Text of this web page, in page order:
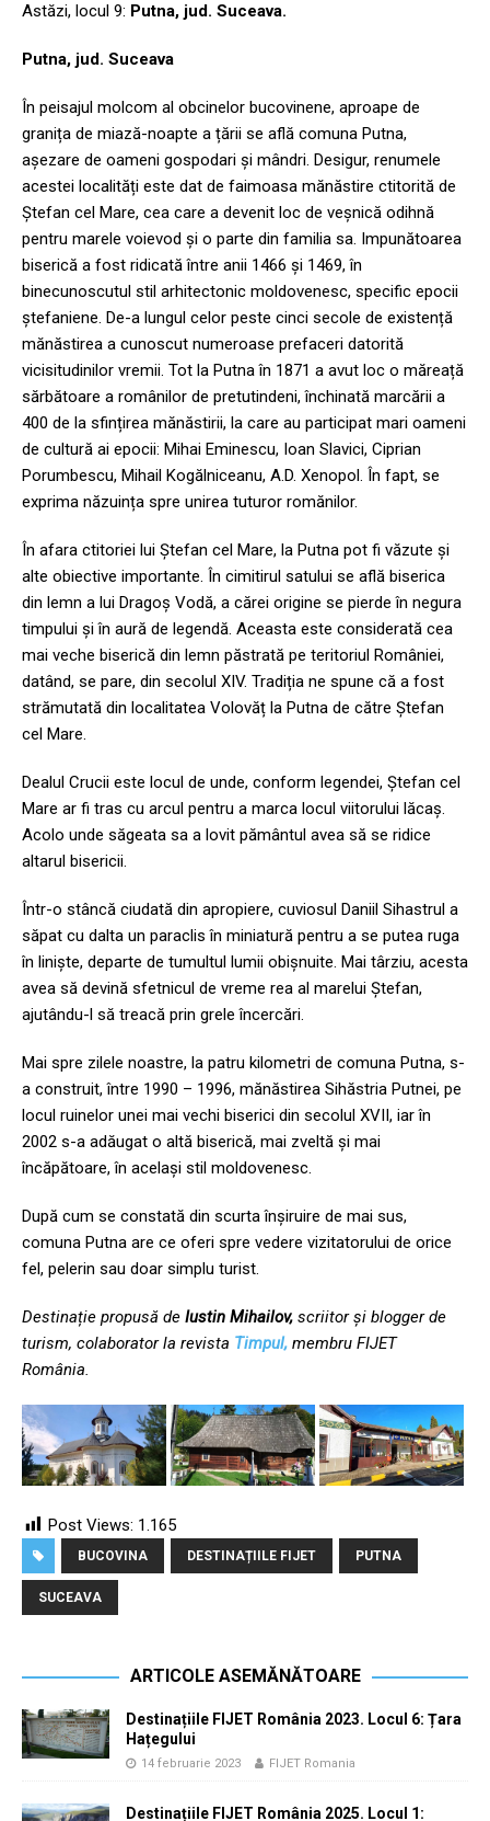
Astăzi, locul 9: Putna, jud. Suceava.
Putna, jud. Suceava
În peisajul molcom al obcinelor bucovinene, aproape de
granița de miază-noapte a țării se află comuna Putna,
așezare de oameni gospodari și mândri. Desigur, renumele
acestei localități este dat de faimoasa mănăstire ctitorită de
Ștefan cel Mare, cea care a devenit loc de veșnică odihnă
pentru marele voievod și o parte din familia sa. Impunătoarea
biserică a fost ridicată între anii 1466 și 1469, în
binecunoscutul stil arhitectonic moldovenesc, specific epocii
ștefaniene. De-a lungul celor peste cinci secole de existență
mănăstirea a cunoscut numeroase prefaceri datorită
vicisitudinilor vremii. Tot la Putna în 1871 a avut loc o măreață
sărbătoare a românilor de pretutindeni, închinată marcării a
400 de la sfințirea mănăstirii, la care au participat mari oameni
de cultură ai epocii: Mihai Eminescu, Ioan Slavici, Ciprian
Porumbescu, Mihail Kogălniceanu, A.D. Xenopol. În fapt, se
exprima năzuința spre unirea tuturor romănilor.
În afara ctitoriei lui Ștefan cel Mare, la Putna pot fi văzute și
alte obiective importante. În cimitirul satului se află biserica
din lemn a lui Dragoș Vodă, a cărei origine se pierde în negura
timpului și în aură de legendă. Aceasta este considerată cea
mai veche biserică din lemn păstrată pe teritoriul României,
datând, se pare, din secolul XIV. Tradiția ne spune că a fost
strămutată din localitatea Volovăț la Putna de către Ștefan
cel Mare.
Dealul Crucii este locul de unde, conform legendei, Ștefan cel
Mare ar fi tras cu arcul pentru a marca locul viitorului lăcaș.
Acolo unde săgeata sa a lovit pământul avea să se ridice
altarul bisericii.
Într-o stâncă ciudată din apropiere, cuviosul Daniil Sihastrul a
săpat cu dalta un paraclis în miniatură pentru a se putea ruga
în liniște, departe de tumultul lumii obișnuite. Mai târziu, acesta
avea să devină sfetnicul de vreme rea al marelui Ștefan,
ajutându-l să treacă prin grele încercări.
Mai spre zilele noastre, la patru kilometri de comuna Putna, s-
a construit, între 1990 – 1996, mănăstirea Sihăstria Putnei, pe
locul ruinelor unei mai vechi biserici din secolul XVII, iar în
2002 s-a adăugat o altă biserică, mai zveltă și mai
încăpătoare, în același stil moldovenesc.
După cum se constată din scurta înșiruire de mai sus,
comuna Putna are ce oferi spre vedere vizitatorului de orice
fel, pelerin sau doar simplu turist.
Destinație propusă de Iustin Mihailov, scriitor și blogger de
turism, colaborator la revista Timpul, membru FIJET
România.
Post Views: 1.165
BUCOVINA DESTINAȚIILE FIJET PUTNA
SUCEAVA
ARTICOLE ASEMĂNĂTOARE
Destinațiile FIJET România 2023. Locul 6: Țara
Hațegului
14 februarie 2023 FIJET Romania
Destinațiile FIJET România 2025. Locul 1: